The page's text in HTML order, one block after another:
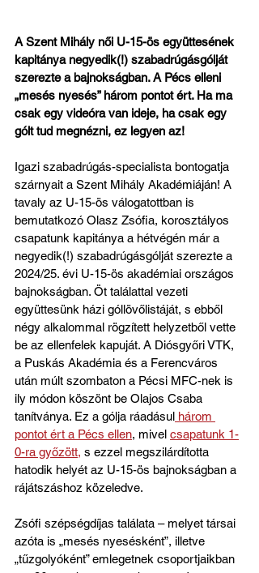
A Szent Mihály női U-15-ös együttesének
kapitánya negyedik(!) szabadrúgásgólját
szerezte a bajnokságban. A Pécs elleni
„mesés nyesés” három pontot ért. Ha ma
csak egy videóra van ideje, ha csak egy
gólt tud megnézni, ez legyen az!
Igazi szabadrúgás-specialista bontogatja
szárnyait a Szent Mihály Akadémiáján! A
tavaly az U-15-ös válogatottban is
bemutatkozó Olasz Zsófia, korosztályos
csapatunk kapitánya a hétvégén már a
negyedik(!) szabadrúgásgólját szerezte a
2024/25. évi U-15-ös akadémiai országos
bajnokságban. Öt találattal vezeti
együttesünk házi góllövőlistáját, s ebből
négy alkalommal rögzített helyzetből vette
be az ellenfelek kapuját. A Diósgyőri VTK,
a Puskás Akadémia és a Ferencváros
után múlt szombaton a Pécsi MFC-nek is
ily módon köszönt be Olajos Csaba
tanítványa. Ez a gólja ráadásul három
pontot ért a Pécs ellen, mivel csapatunk 1-
0-ra győzött, s ezzel megszilárdította
hatodik helyét az U-15-ös bajnokságban a
rájátszáshoz közeledve.
Zsófi szépségdíjas találata – melyet társai
azóta is „mesés nyesésként”, illetve
„tűzgolyóként” emlegetnek csoportjaikban